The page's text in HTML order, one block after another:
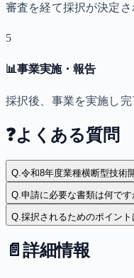
審査を経て採択が決定さ
5
📊事業実施・報告
採択後、事業を実施し完
❓よくある質問
Q.令和8年度業種横断型技術
Q.申請に必要な書類は何です
Q.採択されるためのポイント
📄 詳細情報